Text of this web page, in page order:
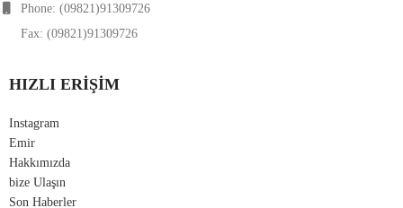
Phone: (09821)91309726
Fax: (09821)91309726
HIZLI ERIŞIM
Instagram
Emir
Hakkımızda
bize Ulaşın
Son Haberler